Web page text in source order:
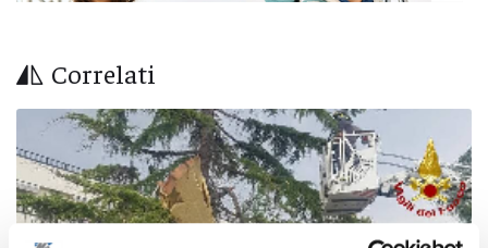
Correlati